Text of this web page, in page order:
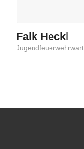
Falk Heckl
Jugendfeuerwehrwart